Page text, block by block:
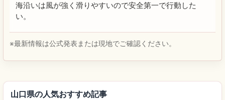
海沿いは風が強く滑りやすいので安全第一で行動した
い。
※最新情報は公式発表または現地でご確認ください。
山口県の人気おすすめ記事